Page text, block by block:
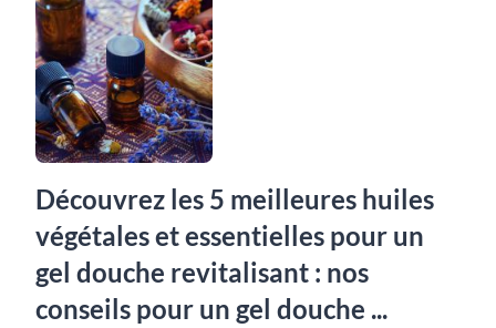
Découvrez les 5 meilleures huiles
végétales et essentielles pour un
gel douche revitalisant : nos
conseils pour un gel douche ...